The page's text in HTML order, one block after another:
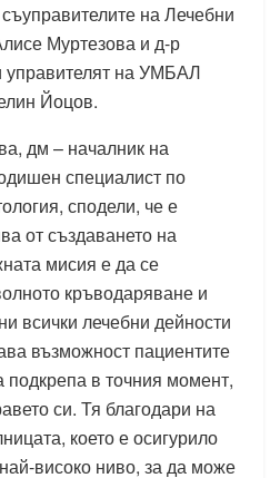
на Лечебни
Муртезова и д-р
на УМБАЛ
Йоцов.
дм – началник на
специалист по
сподели, че е
от създаването на
мисия е да се
кръводаряване и
всички лечебни дейности
възможност пациентите
подкрепа в точния момент,
си. Тя благодари на
което е осигурило
високо ниво, за да може